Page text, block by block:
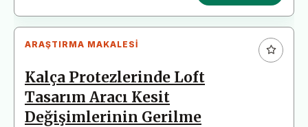
ARAŞTIRMA MAKALESI
Kalça Protezlerinde Loft
Tasarım Aracı Kesit
Değişimlerinin Gerilme